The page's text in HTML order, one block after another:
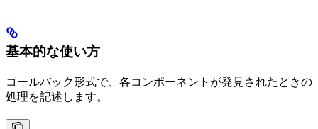
基本的な使い方
コールバック形式で、各コンポーネントが発見されたときの
処理を記述します。